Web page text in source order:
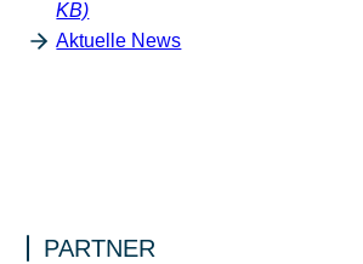
KB)
Aktuelle News
PARTNER